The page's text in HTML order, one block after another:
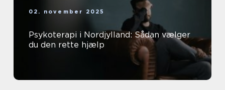
02. november 2025
Psykoterapi i Nordjylland: Sådan vælger
du den rette hjælp